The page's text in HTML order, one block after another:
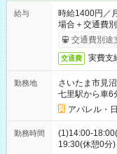
給与
時給1400円／
場合＋交通費
交通費別途
交通費 実費支
勤務地
さいたま市見
七里駅から車6
アパレル・
勤務時間
(1)14:00-
19:30(休憩0分